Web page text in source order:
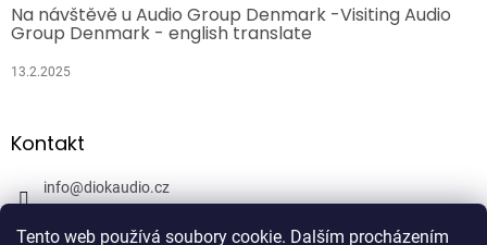
Tento web používá soubory cookie. Dalším procházením
Na návštěvě u Audio Group Denmark -Visiting Audio
Group Denmark - english translate
13.2.2025
Kontakt
info@diokaudio.cz